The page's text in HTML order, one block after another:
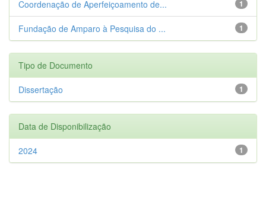
1
Coordenação de Aperfeiçoamento de...
1
Fundação de Amparo à Pesquisa do ...
Tipo de Documento
1
Dissertação
Data de Disponibilização
1
2024